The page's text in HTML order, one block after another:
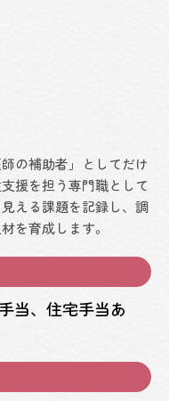
の補助者」としてだけ
援を担う専門職として
える課題を記録し、調
を育成します。
当、住宅手当あ